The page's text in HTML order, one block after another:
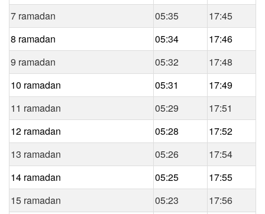
7 ramadan
05:35
17:45
8 ramadan
05:34
17:46
9 ramadan
05:32
17:48
10 ramadan
05:31
17:49
11 ramadan
05:29
17:51
12 ramadan
05:28
17:52
13 ramadan
05:26
17:54
14 ramadan
05:25
17:55
15 ramadan
05:23 17:56